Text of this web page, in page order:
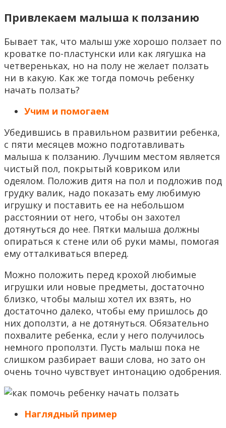
Привлекаем малыша к ползанию
Бывает так, что малыш уже хорошо ползает по
кроватке по-пластунски или как лягушка на
четвереньках, но на полу не желает ползать
ни в какую. Как же тогда помочь ребенку
начать ползать?
Учим и помогаем
Убедившись в правильном развитии ребенка,
с пяти месяцев можно подготавливать
малыша к ползанию. Лучшим местом является
чистый пол, покрытый ковриком или
одеялом. Положив дитя на пол и подложив под
грудку валик, надо показать ему любимую
игрушку и поставить ее на небольшом
расстоянии от него, чтобы он захотел
дотянуться до нее. Пятки малыша должны
опираться к стене или об руки мамы, помогая
ему отталкиваться вперед.
Можно положить перед крохой любимые
игрушки или новые предметы, достаточно
близко, чтобы малыш хотел их взять, но
достаточно далеко, чтобы ему пришлось до
них доползти, а не дотянуться. Обязательно
похвалите ребенка, если у него получилось
немного проползти. Пусть малыш пока не
слишком разбирает ваши слова, но зато он
очень точно чувствует интонацию одобрения.
Наглядный пример